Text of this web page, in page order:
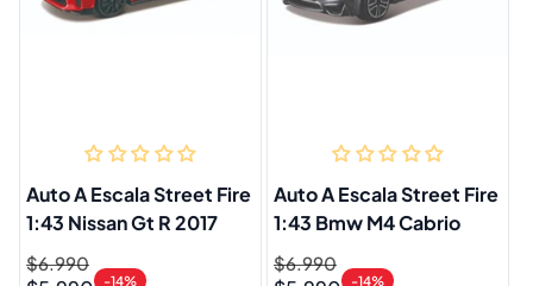
Auto A Escala Street Fire
1:43 Nissan Gt R 2017
Precio
$6.990
Precio
-14%
Auto A Escala Street Fire
1:43 Bmw M4 Cabrio
Precio
$6.990
Precio
-14%